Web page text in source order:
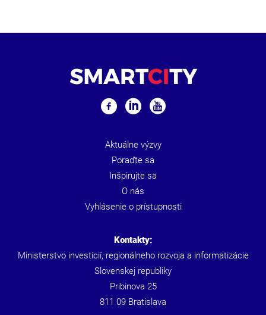
Aktuálne výzvy
Poraďte sa
Inšpirujte sa
O nás
Vyhlásenie o prístupnosti
Kontakty:
Ministerstvo investícií, regionálneho rozvoja a informatizácie
Slovenskej republiky
Pribinova 25
811 09 Bratislava